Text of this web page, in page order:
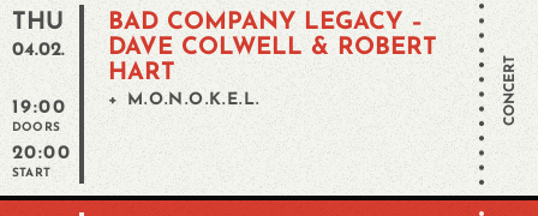
THU
04.02.
19:00
DOORS
20:00
START
BAD COMPANY LEGACY –
DAVE COLWELL & ROBERT
HART
+ M.O.N.O.K.E.L. CONCERT